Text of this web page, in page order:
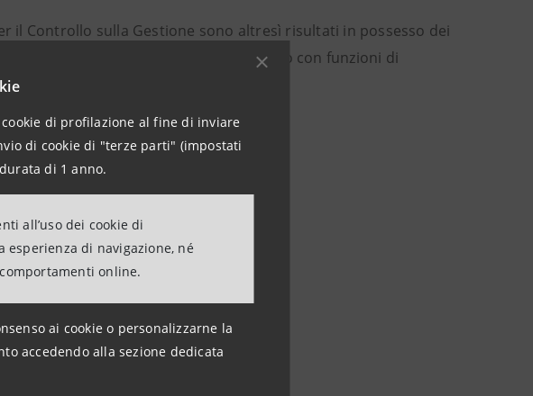
di profilazione al fine di inviare
di cookie di "terze parti" (impostati
di 1 anno.
all’uso dei cookie di
esperienza di navigazione, né
online.
ai cookie o personalizzarne la
accedendo alla sezione dedicata
il Controllo sulla Gestione sono altresì risultati in possesso dei
Statuto per la composizione dell’organo con funzioni di
Gestione